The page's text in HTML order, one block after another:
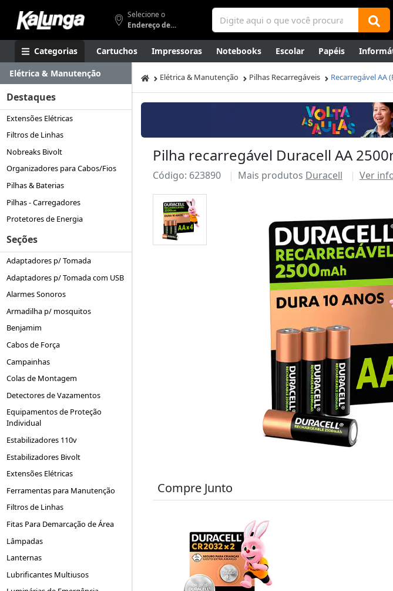
Selecione o
Endereço de entrega
Categorias Cartuchos Impressoras Notebooks Escolar Papéis
Apresentação Smartphones Artes Gamers Higiene Mídias Envelopes
Canetas
Elétrica & Manutenção
Destaques
Extensões Elétricas
Filtros de Linhas
Nobreaks Bivolt
Organizadores para Cabos/Fios
Pilhas & Baterias
Pilhas - Carregadores
Protetores de Energia
Seções
Adaptadores p/ Tomada
Adaptadores p/ Tomada com USB
Alarmes Sonoros
Armadilha p/ mosquitos
Benjamim
Cabos de Força
Campainhas
Colas de Montagem
Detectores de Vazamentos
Equipamentos de Proteção
Individual
Estabilizadores 110v
Estabilizadores Bivolt
Extensões Elétricas
Ferramentas para Manutenção
Filtros de Linhas
Fitas Para Demarcação de Área
Lâmpadas
Lanternas
Lubrificantes Multiusos
Elétrica & Manutenção Pilhas Recarregáveis Recarregável AA
Pilha recarregável Duracell AA
Código: 623890 Mais produtos Duracell Ver
Compre Junto